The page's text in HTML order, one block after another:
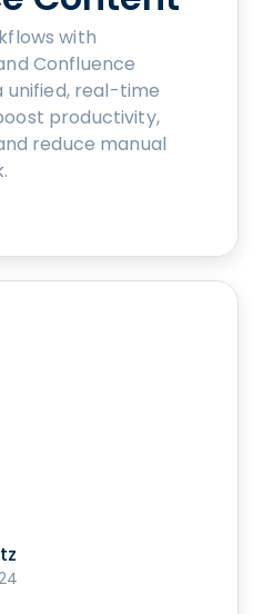
with
Confluence
unified, real-time
productivity,
reduce manual